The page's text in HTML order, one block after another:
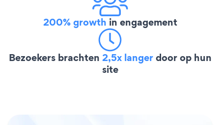
200% growth in engagement
Bezoekers brachten 2,5x langerdoor op hun
site